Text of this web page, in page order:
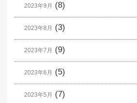
2023年9月 (8)
2023年8月 (3)
2023年7月 (9)
2023年6月 (5)
2023年5月 (7)